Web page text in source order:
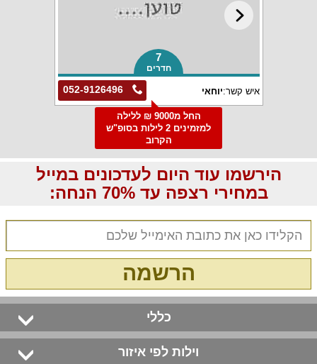
7
חדרים
052-9126496 איש קשר:יוחאי
החל מ9000 ₪ ללילה
למזמינים 2 לילות בסופ"ש
הקרוב
הירשמו עוד היום לעדכונים במייל
במחירי רצפה עד 70% הנחה:
הרשמה
כללי
וילות לפי איזור